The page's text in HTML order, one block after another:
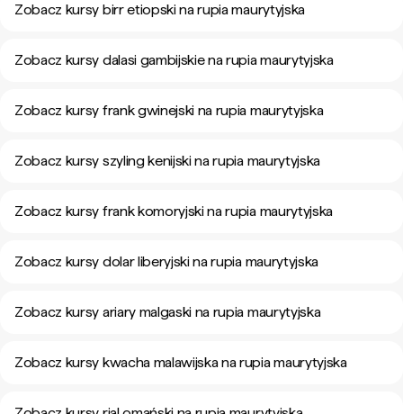
Zobacz kursy birr etiopski na rupia maurytyjska
Zobacz kursy dalasi gambijskie na rupia maurytyjska
Zobacz kursy frank gwinejski na rupia maurytyjska
Zobacz kursy szyling kenijski na rupia maurytyjska
Zobacz kursy frank komoryjski na rupia maurytyjska
Zobacz kursy dolar liberyjski na rupia maurytyjska
Zobacz kursy ariary malgaski na rupia maurytyjska
Zobacz kursy kwacha malawijska na rupia maurytyjska